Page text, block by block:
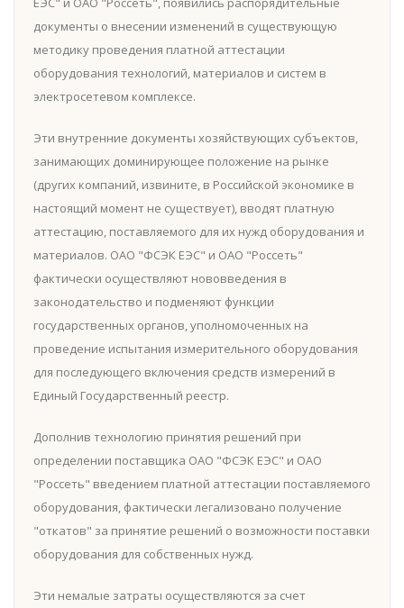
документы о внесении изменений в существующую
методику проведения платной аттестации
оборудования технологий, материалов и систем в
электросетевом комплексе.
Эти внутренние документы хозяйствующих субъектов,
занимающих доминирующее положение на рынке
(других компаний, извините, в Российской экономике в
настоящий момент не существует), вводят платную
аттестацию, поставляемого для их нужд оборудования и
материалов. ОАО "ФСЭК ЕЭС" и ОАО "Россеть"
фактически осуществляют нововведения в
законодательство и подменяют функции
государственных органов, уполномоченных на
проведение испытания измерительного оборудования
для последующего включения средств измерений в
Единый Государственный реестр.
Дополнив технологию принятия решений при
определении поставщика ОАО "ФСЭК ЕЭС" и ОАО
"Россеть" введением платной аттестации поставляемого
оборудования, фактически легализовано получение
"откатов" за принятие решений о возможности поставки
оборудования для собственных нужд.
Эти немалые затраты осуществляются за счет